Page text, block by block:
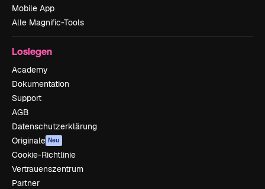
Mobile App
Alle Magnific-Tools
Loslegen
Academy
Dokumentation
Support
AGB
Datenschutzerklärung
Originale Neu
Cookie-Richtlinie
Vertrauenszentrum
Partner